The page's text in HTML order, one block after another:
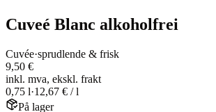
Cuveé Blanc alkoholfrei
Cuvée·sprudlende & frisk
9,50 €
inkl. mva, ekskl. frakt
0,75 l·12,67 € / l
På lager